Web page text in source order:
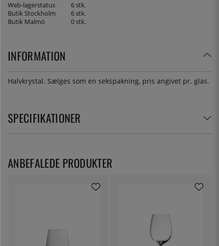
Web-lagerstatus
6 stk.
Butik Stockholm
6 stk.
Butik Malmö
0 stk.
INFORMATION
Halvkrystal. Sælges som en sekspakning, pris angivet pr. glas.
SPECIFIKATIONER
ANBEFALEDE PRODUKTER